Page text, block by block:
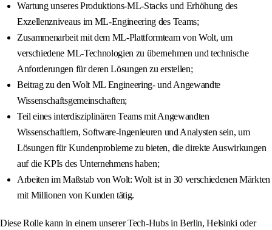
Wartung unseres Produktions-ML-Stacks und Erhöhung des
Exzellenzniveaus im ML-Engineering des Teams;
Zusammenarbeit mit dem ML-Plattformteam von Wolt, um
verschiedene ML-Technologien zu übernehmen und technische
Anforderungen für deren Lösungen zu erstellen;
Beitrag zu den Wolt ML Engineering- und Angewandte
Wissenschaftsgemeinschaften;
Teil eines interdisziplinären Teams mit Angewandten
Wissenschaftlern, Software-Ingenieuren und Analysten sein, um
Lösungen für Kundenprobleme zu bieten, die direkte Auswirkungen
auf die KPIs des Unternehmens haben;
Arbeiten im Maßstab von Wolt: Wolt ist in 30 verschiedenen Märkten
mit Millionen von Kunden tätig.
Diese Rolle kann in einem unserer Tech-Hubs in Berlin, Helsinki oder